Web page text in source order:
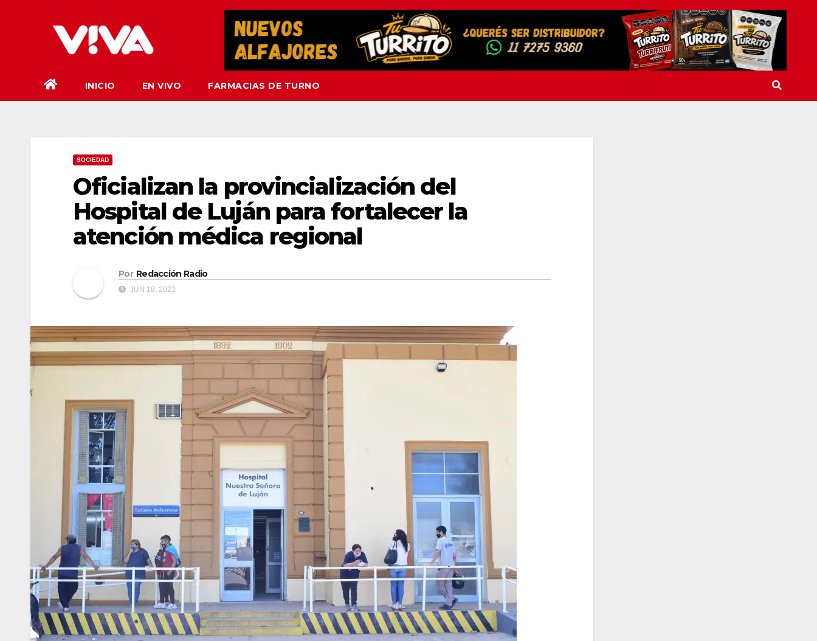
INICIO EN VIVO FARMACIAS DE TURNO
SOCIEDAD
Oficializan la provincialización del
Hospital de Luján para fortalecer la
atención médica regional
Por Redacción Radio
JUN 18, 2023